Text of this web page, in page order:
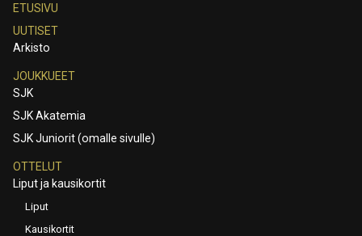
ETUSIVU
UUTISET
Arkisto
JOUKKUEET
SJK
SJK Akatemia
SJK Juniorit (omalle sivulle)
OTTELUT
Liput ja kausikortit
Liput
Kausikortit